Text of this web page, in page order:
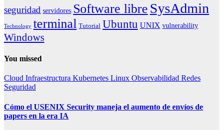
seguridad servidores Software libre SysAdmin
Technology terminal Tutorial Ubuntu UNIX vulnerability
Windows
You missed
Cloud Infraestructura Kubernetes Linux Observabilidad Redes
Seguridad
Cómo el USENIX Security maneja el aumento de envíos de
papers en la era IA